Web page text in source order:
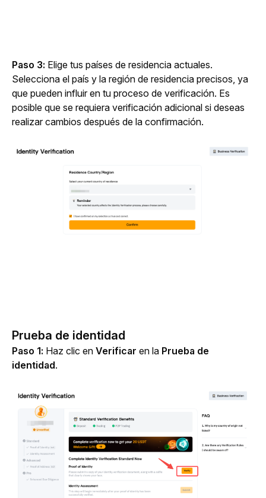
Paso 3: Elige tus países de residencia actuales.
Selecciona el país y la región de residencia precisos, ya
que pueden influir en tu proceso de verificación. Es
posible que se requiera verificación adicional si deseas
realizar cambios después de la confirmación.
Prueba de identidad
Paso 1: Haz clic en Verificar en la Prueba de
identidad.